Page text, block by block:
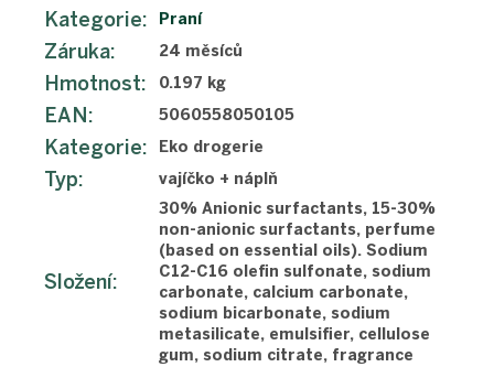
Kategorie: Praní
Záruka: 24 měsíců
Hmotnost: 0.197 kg
EAN: 5060558050105
Kategorie: Eko drogerie
Typ: vajíčko + náplň
Složení:
30% Anionic surfactants, 15-30%
non-anionic surfactants, perfume
(based on essential oils). Sodium
C12-C16 olefin sulfonate, sodium
carbonate, calcium carbonate,
sodium bicarbonate, sodium
metasilicate, emulsifier, cellulose
gum, sodium citrate, fragrance